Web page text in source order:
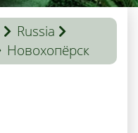
Russia
Новохопёрск